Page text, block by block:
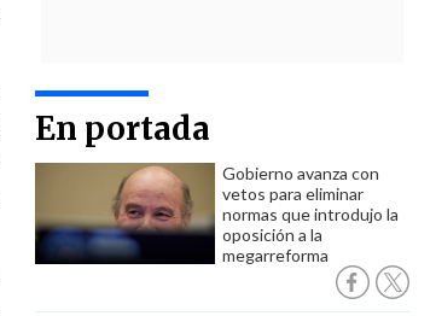
En portada
Gobierno avanza con
vetos para eliminar
normas que introdujo la
oposición a la
megarreforma